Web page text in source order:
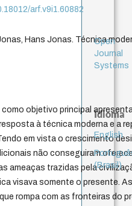
arf.v9i1.60882
Hans Jonas. Técnica
objetivo principal
à técnica moderna e a
em vista o crescimento
não conseguiram
ameaças trazidas pela
visava somente o presente.
rompa com as fronteiras do
Open
Journal
Systems
Idioma
English
(Brasil)